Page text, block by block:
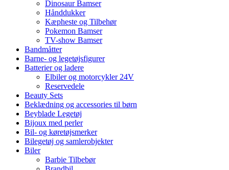
Dinosaur Bamser
Hånddukker
Kæpheste og Tilbehør
Pokemon Bamser
TV-show Bamser
Bandmåtter
Barne- og legetøjsfigurer
Batterier og ladere
Elbiler og motorcykler 24V
Reservedele
Beauty Sets
Beklædning og accessories til børn
Beyblade Legetøj
Bijoux med perler
Bil- og køretøjsmerker
Bilegetøj og samlerobjekter
Biler
Barbie Tilbebør